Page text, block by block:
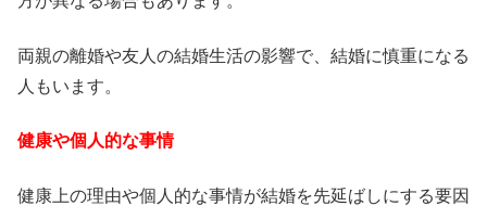
両親の離婚や友人の結婚生活の影響で、結婚に慎重になる
人もいます。
健康や個人的な事情
健康上の理由や個人的な事情が結婚を先延ばしにする要因